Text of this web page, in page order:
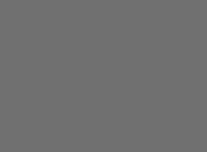
för obestruket papper